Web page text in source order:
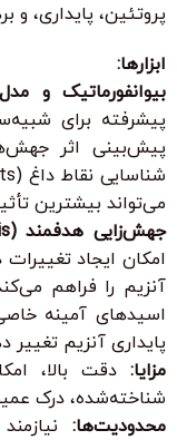
پروتئین، پایداری،
ابزارها:
بیوانفورماتیک و
پیشرفته برای
پیش‌بینی اثر
می‌تواند بیشترین
جهش‌زایی هدفمند (Site-directed Mutagenesis):
امکان ایجاد
آنزیم را فراهم
اسیدهای آمینه
پایداری آنزیم تغییر
مزایا: دقت بالا،
شناخته‌شده، درک
محدودیت‌ها: